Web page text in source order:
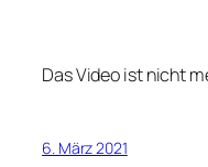
Das Video ist nicht
6. März 2021